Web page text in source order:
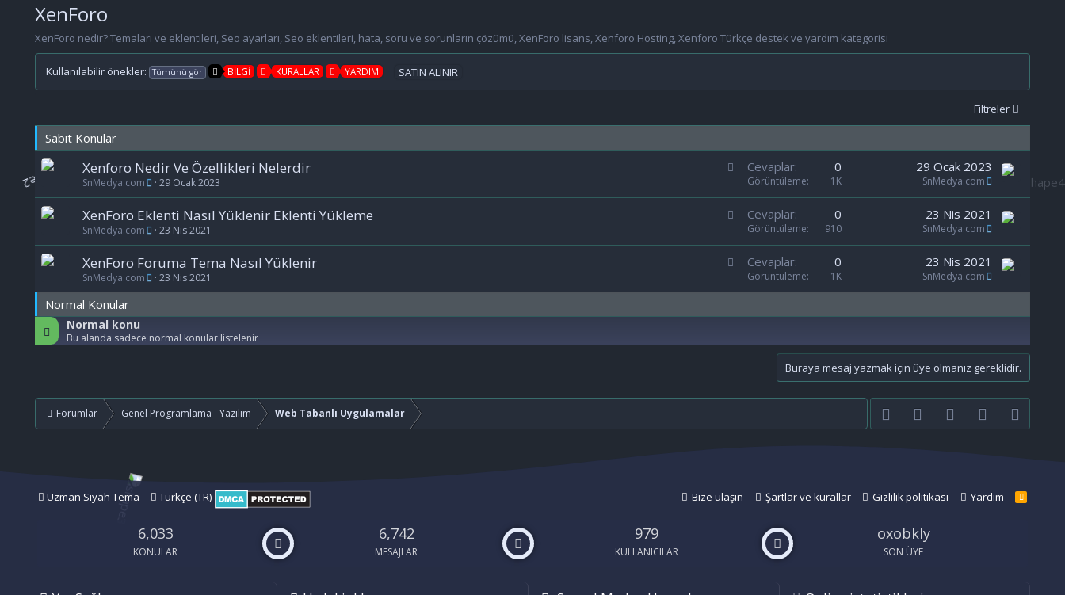
XenForo
XenForo nedir? Temaları ve eklentileri, Seo ayarları, Seo eklentileri, hata, soru ve sorunların çözümü, XenForo lisans, Xenforo Hosting, Xenforo Türkçe destek ve yardım kategorisi
Kullanılabilir önekler: Tümünü gör BİLGİ KURALLAR YARDIM SATIN ALINIR
Filtreler
Sabit Konular
b
Xenforo Nedir Ve Özellikleri Nelerdir
SnMedya.com 29 Ocak 2023
Cevaplar 0
Görüntüleme 1K
29 Ocak 2023
SnMedya.com
b
XenForo Eklenti Nasıl Yüklenir Eklenti Yükleme
SnMedya.com 23 Nis 2021
Cevaplar 0
Görüntüleme 910
23 Nis 2021
SnMedya.com
b
XenForo Foruma Tema Nasıl Yüklenir
SnMedya.com 23 Nis 2021
Cevaplar 0
Görüntüleme 1K
23 Nis 2021
SnMedya.com
Normal Konular
Normal konu
Bu alanda sadece normal konular listelenir
Buraya mesaj yazmak için üye olmanız gereklidir.
Forumlar Genel Programlama - Yazılım Web Tabanlı Uygulamalar FacebookTwitter youtubeBize ulaşın
Uzman Siyah Tema Türkçe (TR) Bize ulaşın Şartlar ve kurallar Gizlilik politikası Yardım
R
6,033
KONULAR
6,742
MESAJLAR
979
KULLANICILAR
oxobkly
SON ÜYE